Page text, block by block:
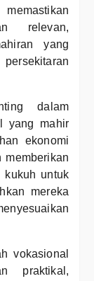
relevan,
yang
dalam
yang mahir
ekonomi
memberikan
kukuh untuk
mereka
vokasional
praktikal,